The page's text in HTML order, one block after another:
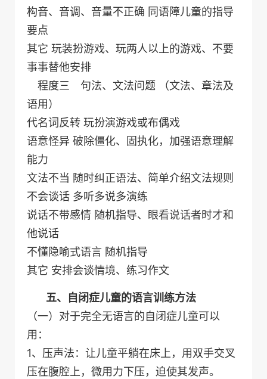
构音、音调、音量不正确 同语障儿童的指导
要点
其它 玩装扮游戏、玩两人以上的游戏、不要
事事替他安排
程度三 句法、文法问题 （文法、章法及
语用）
代名词反转 玩扮演游戏或布偶戏
语意怪异 破除僵化、固执化，加强语意理解
能力
文法不当 随时纠正语法、简单介绍文法规则
不会谈话 多听多说多演练
说话不带感情 随机指导、眼看说话者时才和
他说话
不懂隐喻式语言 随机指导
其它 安排会谈情境、练习作文
五、自闭症儿童的语言训练方法
（一）对于完全无语言的自闭症儿童可以
用：
1、压声法：让儿童平躺在床上，用双手交叉
压在腹腔上，微用力下压，迫使其发声。